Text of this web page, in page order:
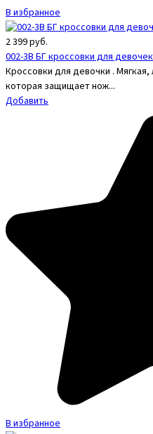
В избранное
2 399руб.
002-3B БГ кроссовки для
Кроссовки для девочки . Мягкая,
которая защищает нож...
Добавить
В избранное